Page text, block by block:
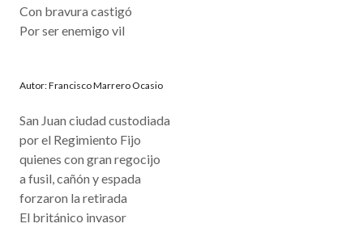
Con bravura castigó
Por ser enemigo vil
Autor: Francisco Marrero Ocasio
San Juan ciudad custodiada
por el Regimiento Fijo
quienes con gran regocijo
a fusil, cañón y espada
forzaron la retirada
El británico invasor